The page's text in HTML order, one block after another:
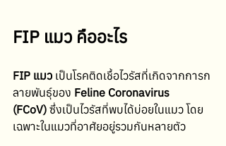
FIP แมว คืออะไร
FIP แมว เป็นโรคติดเชื้อไวรัสที่เกิดจากการก
ลายพันธุ์ของ Feline Coronavirus
(FCoV) ซึ่งเป็นไวรัสที่พบได้บ่อยในแมว โดย
เฉพาะในแมวที่อาศัยอยู่รวมกันหลายตัว